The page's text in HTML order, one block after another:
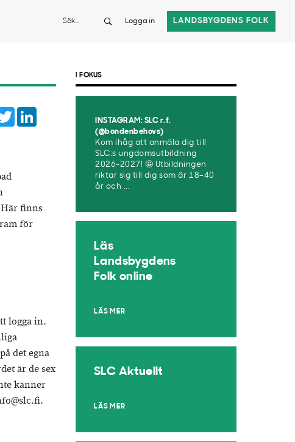
Sök Logga in LANDSBYGDENS FOLK
Twitter
finns
för
logga in.
det egna
är de sex
känner
I FOKUS
INSTAGRAM: SLC r.f.
(@bondenbehovs)
Kom ihåg att anmäla dig till
SLC:s ungdomsutbildning
2026-2027! 🤩 Utbildningen
riktar sig till dig som är 18–40
år och ...
Läs
Landsbygdens
Folk online
LÄS MER
SLC Aktuellt
LÄS MER